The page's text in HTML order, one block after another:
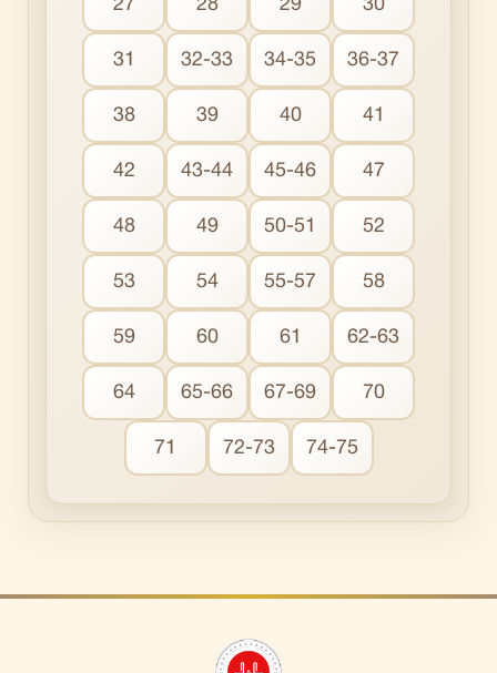
27 28 29 30
31 32-33 34-35 36-37
38 39 40 41
42 43-44 45-46 47
48 49 50-51 52
53 54 55-57 58
59 60 61 62-63
64 65-66 67-69 70
71 72-73 74-75